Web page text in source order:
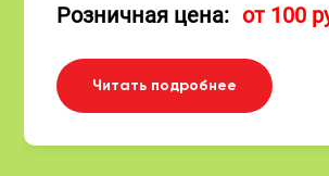
Розничная цена: от 100
Читать подробнее